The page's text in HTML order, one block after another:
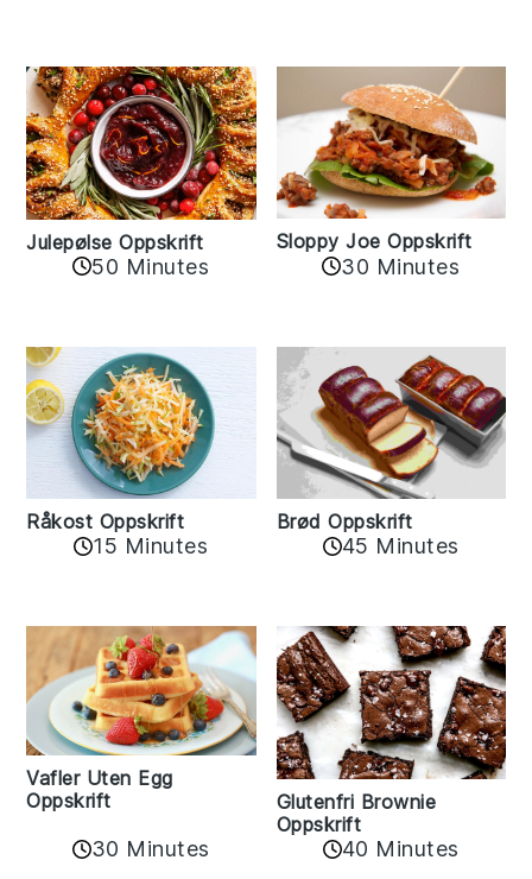
Julepølse Oppskrift
50 Minutes
Sloppy Joe Oppskrift
30 Minutes
Råkost Oppskrift
15 Minutes
Brød Oppskrift
45 Minutes
Vafler Uten Egg
Oppskrift
30 Minutes
Glutenfri Brownie
Oppskrift
40 Minutes